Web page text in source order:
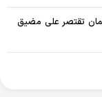
تقتصر على مضيق